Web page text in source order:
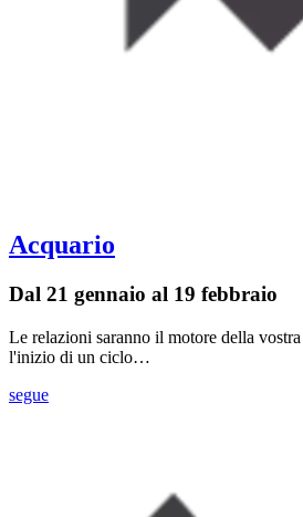
Acquario
Dal 21 gennaio al 19 febbraio
Le relazioni saranno il motore della vostra
l'inizio di un ciclo…
segue